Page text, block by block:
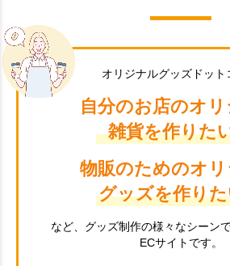
オリジナルグッズドット
自分のお店のオ
雑貨を作りた
物販のためのオ
グッズを作りた
など、グッズ制作の様々なシーン
ECサイトです。